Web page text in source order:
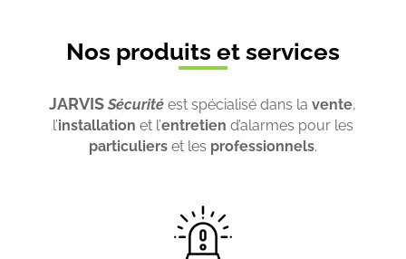
Nos produits et services
JARVIS Sécurité est spécialisé dans lavente,
l’installation et l’entretien d’alarmes pour les
particulierset les professionnels.